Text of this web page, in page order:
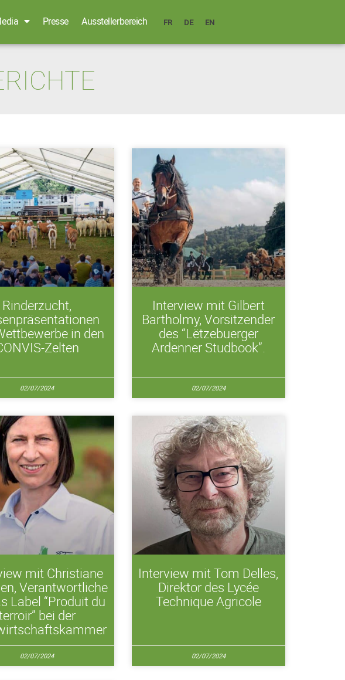
Presse Ausstellerbereich FR DE EN
Rinderzucht,
in den
Zelten
02/07/2024
Interview mit Gilbert
Bartholmy, Vorsitzender
des “Lëtzebuerger
Ardenner Studbook”.
02/07/2024
mit Christiane
Verantwortliche
Label “Produit du
bei der
02/07/2024
Interview mit Tom Delles,
Direktor des Lycée
Technique Agricole
02/07/2024